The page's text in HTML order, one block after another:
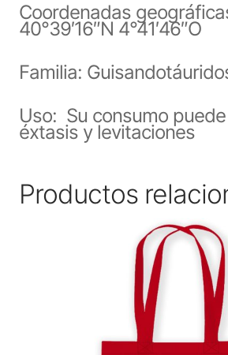
Coordenadas
40°39′16″N 4°41′46″O
Familia:
Uso: Su consumo
éxtasis y levitaciones
Productos